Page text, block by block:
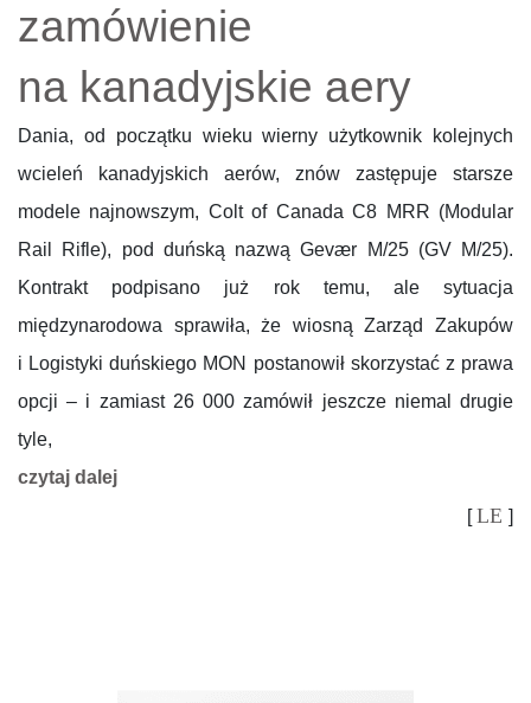
zamówienie
na kanadyjskie aery
Dania, od początku wieku wierny użytkownik kolejnych
wcieleń kanadyjskich aerów, znów zastępuje starsze
modele najnowszym, Colt of Canada C8 MRR (Modular
Rail Rifle), pod duńską nazwą Gevær M/25 (GV M/25).
Kontrakt podpisano już rok temu, ale sytuacja
międzynarodowa sprawiła, że wiosną Zarząd Zakupów
i Logistyki duńskiego MON postanowił skorzystać z prawa
opcji – i zamiast 26 000 zamówił jeszcze niemal drugie
tyle,
czytaj dalej
[LE ]